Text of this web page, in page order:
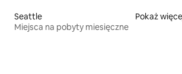
Seattle
Miejsca na pobyty miesięczne
Pokaż